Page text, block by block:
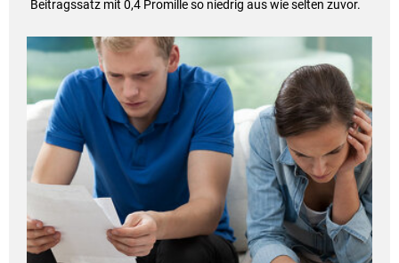
Beitragssatz mit 0,4 Promille so niedrig aus wie selten zuvor.